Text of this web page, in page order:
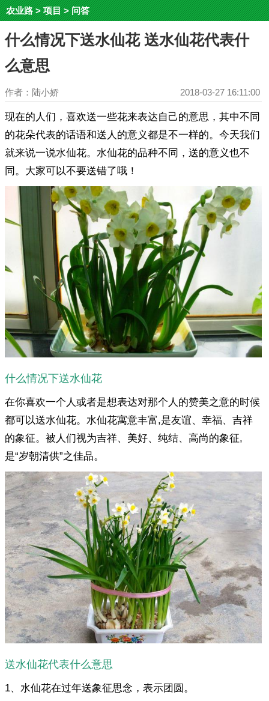
农业路>项目>问答
什么情况下送水仙花 送水仙花代表什
么意思
作者：陆小娇 2018-03-27 16:11:00
现在的人们，喜欢送一些花来表达自己的意思，其中不同
的花朵代表的话语和送人的意义都是不一样的。今天我们
就来说一说水仙花。水仙花的品种不同，送的意义也不
同。大家可以不要送错了哦！
什么情况下送水仙花
在你喜欢一个人或者是想表达对那个人的赞美之意的时候
都可以送水仙花。水仙花寓意丰富,是友谊、幸福、吉祥
的象征。被人们视为吉祥、美好、纯结、高尚的象征,
是“岁朝清供”之佳品。
送水仙花代表什么意思
1、水仙花在过年送象征思念，表示团圆。